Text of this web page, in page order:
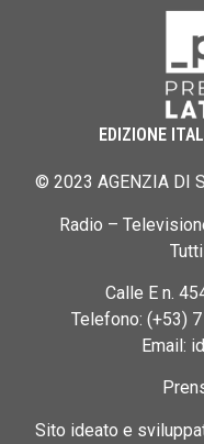
EDIZIONE
© 2023 AGENZIA DI
Radio –
Calle E n.
Telefono: (+53)
Email:
Sito ideato e